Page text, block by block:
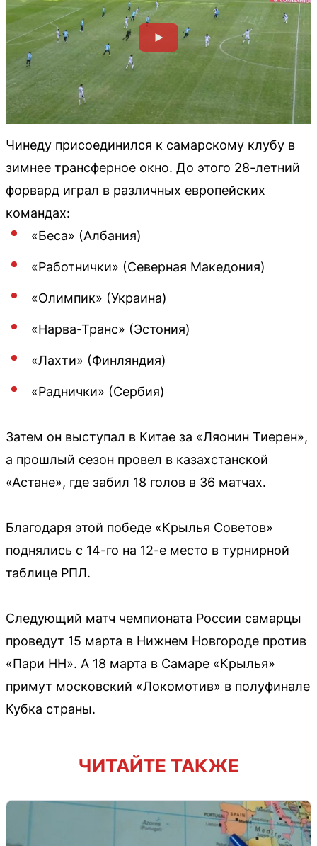
Чинеду присоединился к самарскому клубу в
зимнее трансферное окно. До этого 28-летний
форвард играл в различных европейских
командах:
«Беса» (Албания)
«Работнички» (Северная Македония)
«Олимпик» (Украина)
«Нарва-Транс» (Эстония)
«Лахти» (Финляндия)
«Раднички» (Сербия)
Затем он выступал в Китае за «Ляонин Тиерен»,
а прошлый сезон провел в казахстанской
«Астане», где забил 18 голов в 36 матчах.
Благодаря этой победе «Крылья Советов»
поднялись с 14-го на 12-е место в турнирной
таблице РПЛ.
Следующий матч чемпионата России самарцы
проведут 15 марта в Нижнем Новгороде против
«Пари НН». А 18 марта в Самаре «Крылья»
примут московский «Локомотив» в полуфинале
Кубка страны.
ЧИТАЙТЕ ТАКЖЕ